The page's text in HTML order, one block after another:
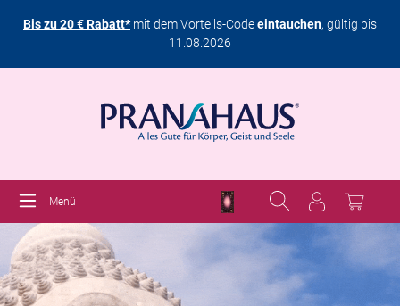
Bis zu 20 € Rabatt*mit dem Vorteils-Codeeintauchen, gültig bis
11.08.2026
Menü